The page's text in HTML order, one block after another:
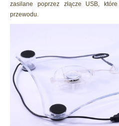
zasilane poprzez złącze USB,
przewodu.